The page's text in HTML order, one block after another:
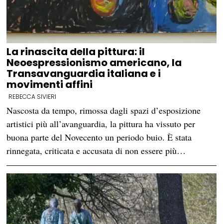
La rinascita della pittura: il
Neoespressionismo americano, la
Transavanguardia italiana e i
movimenti affini
REBECCA SIVIERI
Nascosta da tempo, rimossa dagli spazi d’esposizione
artistici più all’avanguardia, la pittura ha vissuto per
buona parte del Novecento un periodo buio. È stata
rinnegata, criticata e accusata di non essere più…